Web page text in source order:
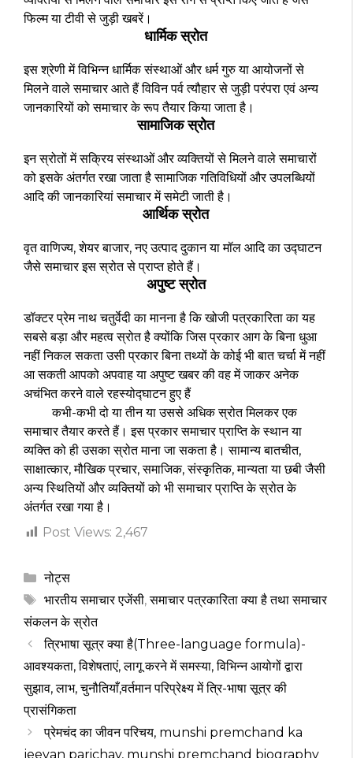
फिल्म या टीवी से जुड़ी खबरें।
धार्मिक स्रोत
इस श्रेणी में विभिन्न धार्मिक संस्थाओं और धर्म गुरु या आयोजनों से
मिलने वाले समाचार आते हैं विविन पर्व त्यौहार से जुड़ी परंपरा एवं अन्य
जानकारियों को समाचार के रूप तैयार किया जाता है।
सामाजिक स्रोत
इन स्रोतों में सक्रिय संस्थाओं और व्यक्तियों से मिलने वाले समाचारों
को इसके अंतर्गत रखा जाता है सामाजिक गतिविधियों और उपलब्धियों
आदि की जानकारियां समाचार में समेटी जाती है।
आर्थिक स्रोत
वृत वाणिज्य, शेयर बाजार, नए उत्पाद दुकान या मॉल आदि का उद्घाटन
जैसे समाचार इस स्रोत से प्राप्त होते हैं।
अपुष्ट स्रोत
डॉक्टर प्रेम नाथ चतुर्वेदी का मानना है कि खोजी पत्रकारिता का यह
सबसे बड़ा और महत्व स्रोत है क्योंकि जिस प्रकार आग के बिना धुआ
नहीं निकल सकता उसी प्रकार बिना तथ्यों के कोई भी बात चर्चा में नहीं
आ सकती आपको अपवाह या अपुष्ट खबर की वह में जाकर अनेक
अचंभित करने वाले रहस्योद्घाटन हुए हैं
कभी-कभी दो या तीन या उससे अधिक स्रोत मिलकर एक
समाचार तैयार करते हैं। इस प्रकार समाचार प्राप्ति के स्थान या
व्यक्ति को ही उसका स्रोत माना जा सकता है। सामान्य बातचीत,
साक्षात्कार, मौखिक प्रचार, समाजिक, संस्कृतिक, मान्यता या छबी जैसी
अन्य स्थितियों और व्यक्तियों को भी समाचार प्राप्ति के स्रोत के
अंतर्गत रखा गया है।
Post Views: 2,467
Categories
नोट्स
Tags
भारतीय समाचार एजेंसी,समाचार पत्रकारिता क्या है तथा समाचार
संकलन के स्रोत
त्रिभाषा सूत्र क्या है(Three-language formula)-
आवश्यकता, विशेषताएं, लागू करने में समस्या, विभिन्न आयोगों द्वारा
सुझाव, लाभ, चुनौतियाँ,वर्तमान परिप्रेक्ष्य में त्रि-भाषा सूत्र की
प्रासंगिकता
प्रेमचंद का जीवन परिचय, munshi premchand ka
jeevan parichay, munshi premchand biography